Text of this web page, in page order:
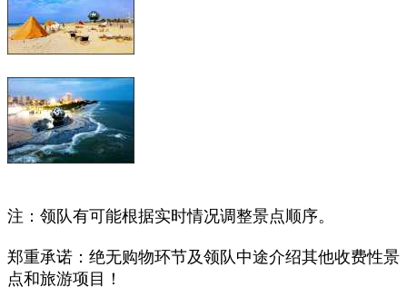
注：领队有可能根据实时情况调整景点顺序。
郑重承诺：绝无购物环节及领队中途介绍其他收费性景
点和旅游项目！